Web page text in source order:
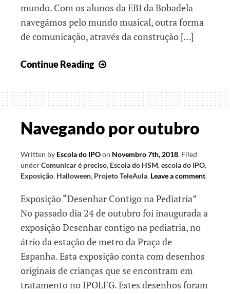
mundo. Com os alunos da EBI da Bobadela
navegámos pelo mundo musical, outra forma
de comunicação, através da construção […]
Continue Reading
várias
formas!
Navegando por outubro
Written by Escola do IPOon Novembro 7th, 2018. Filed
underComunicar é preciso, Escola do HSM,escola do IPO,
Exposição, Halloween, Projeto TeleAula. Leave a comment.
Exposição “Desenhar Contigo na Pediatria”
No passado dia 24 de outubro foi inaugurada a
exposição Desenhar contigo na pediatria, no
átrio da estação de metro da Praça de
Espanha. Esta exposição conta com desenhos
originais de crianças que se encontram em
tratamento no IPOLFG. Estes desenhos foram